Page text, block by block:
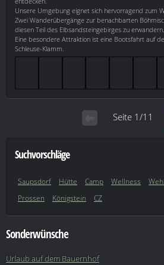
Unsere Umgebung eignet sich hervorragend zum
Zwei Wanderübergänge zur benachbarten
diesen Teil des Elbsandsteingebirges zu erwandern.
Eine besondere Attraktion ist eine Bootsfahrt auf
Schleuse-Klamm.
Seite 1/11
Suchvorschläge
Saupsdorf Hütte Camp Wellness
Prossen
Königstein CZ
Sonderwünsche
Urlaub auf dem Bauernhof